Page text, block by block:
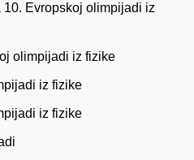
Evropskoj olimpijadi iz
olimpijadi iz fizike
iz fizike
iz fizike